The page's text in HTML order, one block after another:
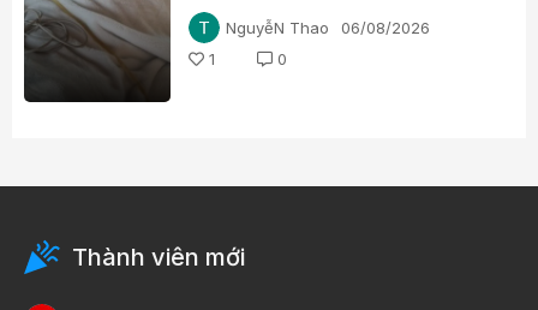
NguyễN Thao
06/08/2026
1
0
Thành viên mới